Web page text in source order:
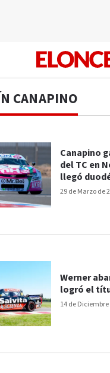
CANAPINO
29 de Marzo de
Canapino
del TC en
llegó
14 de Diciembre
Werner
logró el